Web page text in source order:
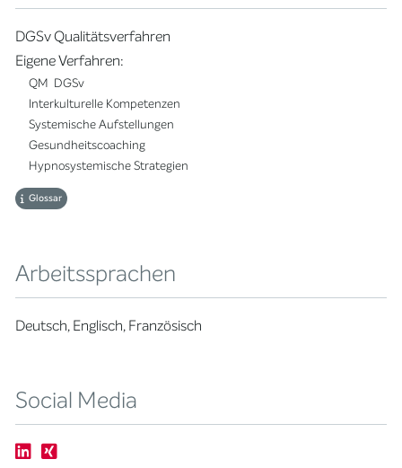
DGSv Qualitätsverfahren
Eigene Verfahren:
QM DGSv
Interkulturelle Kompetenzen
Systemische Aufstellungen
Gesundheitscoaching
Hypnosystemische Strategien
Glossar
Arbeitssprachen
Deutsch, Englisch, Französisch
Social Media